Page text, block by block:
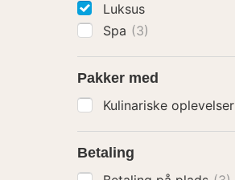
Luksus
Spa (3)
Pakker med
Kulinariske oplevelser
Betaling